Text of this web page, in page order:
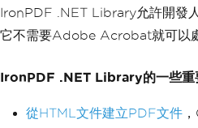
IronPDF .NET Library允許開發
它不需要Adobe Acrobat就可以
IronPDF .NET Library的一些重
從HTML文件建立PDF文件